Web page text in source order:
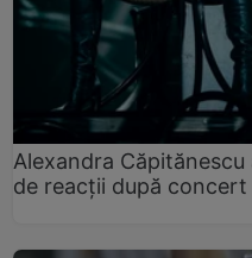
Alexandra
de reacții după concert